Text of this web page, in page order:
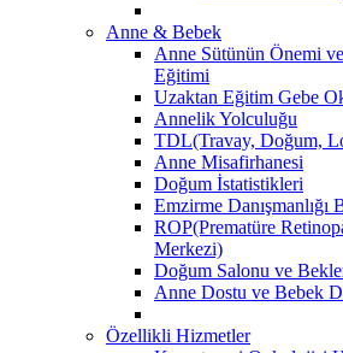
Anne & Bebek
Anne Sütünün Önemi
Eğitimi
Uzaktan Eğitim Gebe
Annelik Yolculuğu
TDL(Travay, Doğum,
Anne Misafirhanesi
Doğum İstatistikleri
Emzirme Danışmanlığı
ROP(Prematüre
Merkezi)
Doğum Salonu ve
Anne Dostu ve Bebek
Özellikli Hizmetler